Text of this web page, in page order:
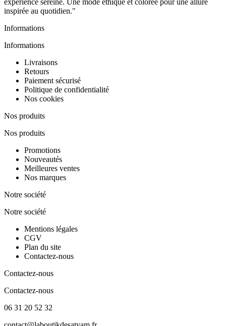
expérience sereine. Une mode éthique et colorée pour une allure
inspirée au quotidien."
Informations
Informations
Livraisons
Retours
Paiement sécurisé
Politique de confidentialité
Nos cookies
Nos produits
Nos produits
Promotions
Nouveautés
Meilleures ventes
Nos marques
Notre société
Notre société
Mentions légales
CGV
Plan du site
Contactez-nous
Contactez-nous
Contactez-nous
06 31 20 52 32